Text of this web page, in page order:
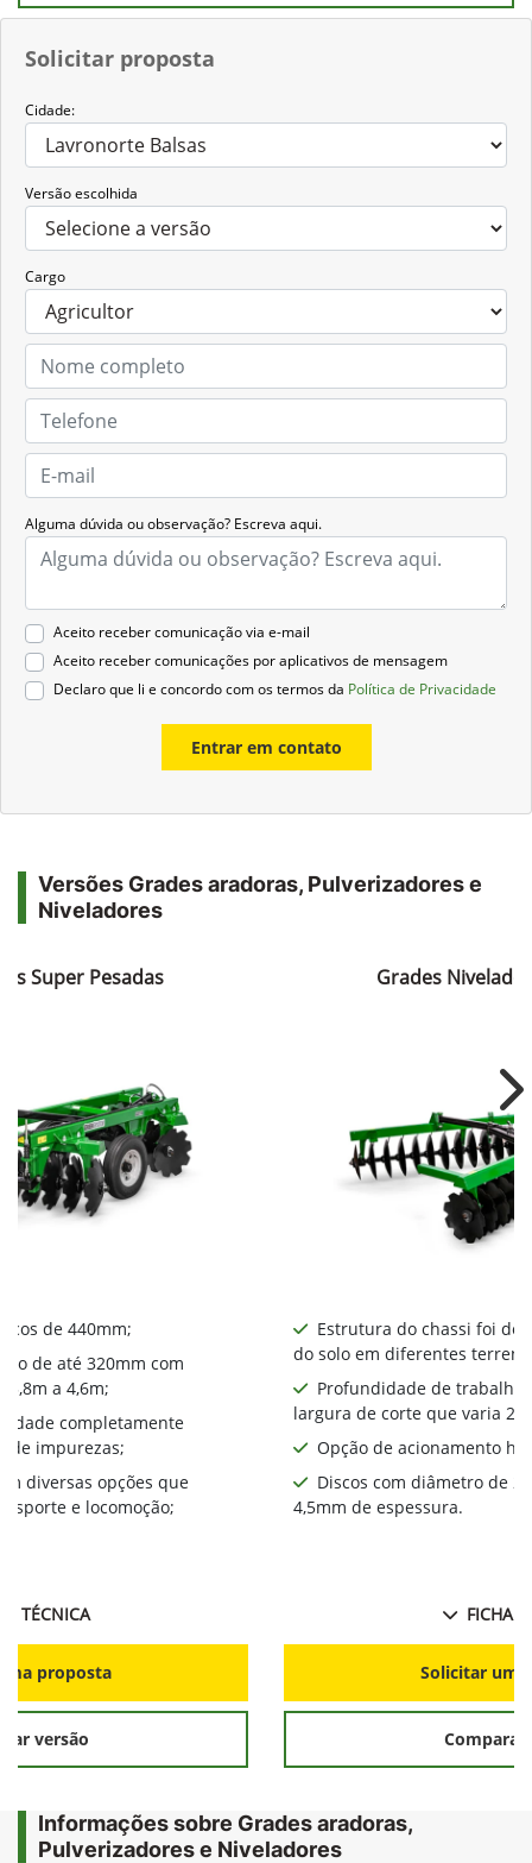
Solicitar proposta
Cidade:
Versão escolhida
Cargo
Alguma dúvida ou observação? Escreva aqui.
Aceito receber comunicação via e-mail
Aceito receber comunicações por aplicativos de mensagem
Declaro que li e concordo com os termos da Política de Privacidade
Entrar em contato
Versões Grades aradoras, Pulverizadores e
Niveladores
Super Pesadas
de 440mm​;
de até 320mm com
a 4,6m;
completamente
de impurezas;
diversas opções que
e locomoção;
TÉCNICA
proposta
versão
Grades
Estrutura do chassi foi
do solo em diferentes
Profundidade de trabalho
largura de corte que varia
Opção de acionamento
Discos com diâmetro de
4,5mm de espessura.
FICHA
Solicitar
Comparar
Informações sobre Grades aradoras,
Pulverizadores e Niveladores